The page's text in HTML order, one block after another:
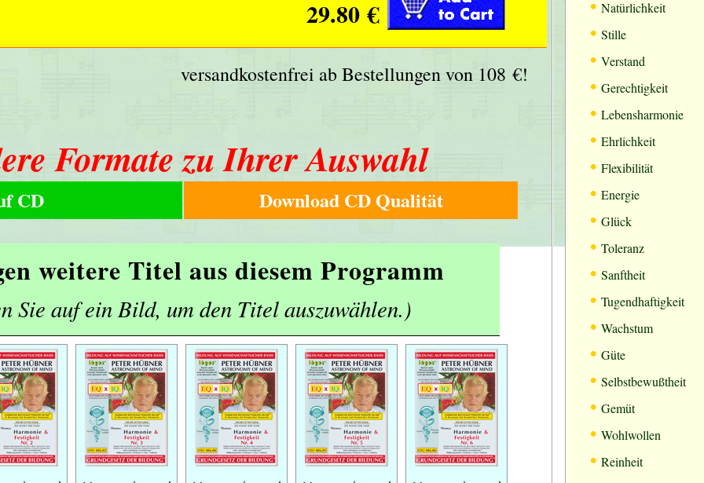
29.80 €
versandkostenfrei ab Bestellungen von 108 €!
Formate zu Ihrer Auswahl
CD Download CD Qualität
weitere Titel aus diesem Programm
Sie auf ein Bild, um den Titel auszuwählen.)
Natürlichkeit
• Stille
• Verstand
• Gerechtigkeit
• Lebensharmonie
• Ehrlichkeit
• Flexibilität
• Energie
• Glück
• Toleranz
• Sanftheit
• Tugendhaftigkeit
• Wachstum
• Güte
• Selbstbewußtheit
• Gemüt
• Wohlwollen
• Reinheit